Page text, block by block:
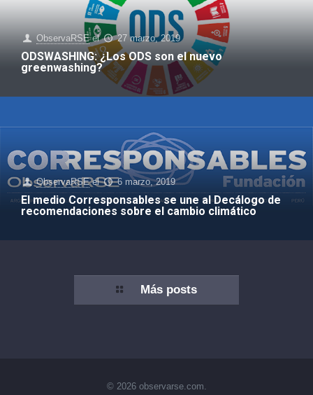
ObservaRSE el 27 marzo, 2019
ODSWASHING: ¿Los ODS son el nuevo
greenwashing?
ObservaRSE el 6 marzo, 2019
El medio Corresponsables se une al Decálogo de
recomendaciones sobre el cambio climático
Más posts
© 2026 observarse.com.